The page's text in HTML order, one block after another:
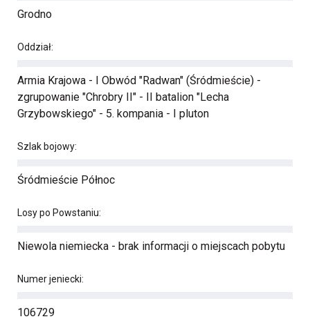
Grodno
Oddział:
Armia Krajowa - I Obwód "Radwan" (Śródmieście) -
zgrupowanie "Chrobry II" - II batalion "Lecha
Grzybowskiego" - 5. kompania - I pluton
Szlak bojowy:
Śródmieście Północ
Losy po Powstaniu:
Niewola niemiecka - brak informacji o miejscach pobytu
Numer jeniecki:
106729